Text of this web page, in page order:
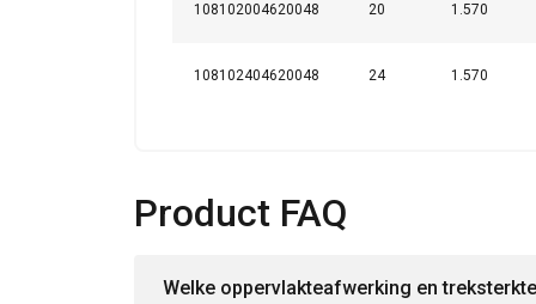
108102004620048 20 1.570
108102404620048 24 1.570
Product FAQ
Welke oppervlakteafwerking en